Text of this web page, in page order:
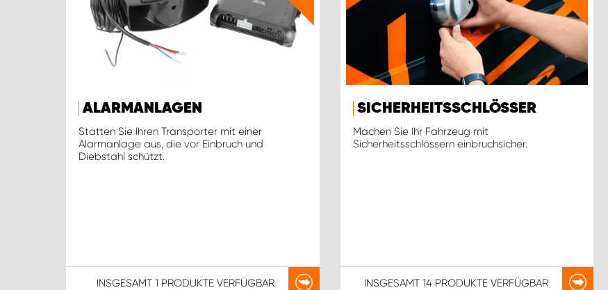
ALARMANLAGEN
Statten Sie Ihren Transporter mit einer
Alarmanlage aus, die vor Einbruch und
Diebstahl schützt.
INSGESAMT 1 PRODUKTEVERFÜGBAR
SICHERHEITSSCHLÖSSER
Machen Sie Ihr Fahrzeug mit
Sicherheitsschlössern einbruchsicher.
INSGESAMT14 PRODUKTE VERFÜGBAR